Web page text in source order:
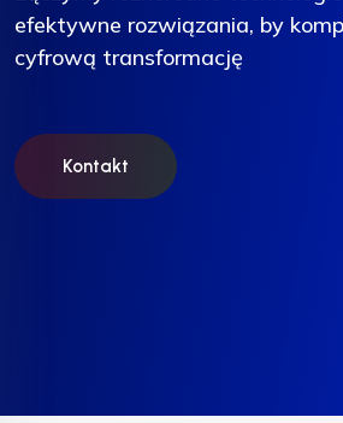
efektywne rozwiązania, by
cyfrową transformację
Kontakt
efektywne rozwiązania, by
cyfrową transformację
Kontakt
efektywne rozwiązania, by
cyfrową transformację
Kontakt